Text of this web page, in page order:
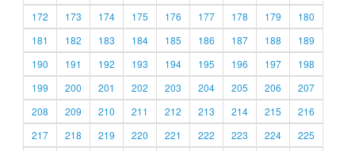
172
173 174 175 176 177 178 179
180
181
182 183 184 185 186 187 188
189
190
191 192 193 194 195 196 197
198
199
200 201 202 203 204 205 206
207
208
209 210 211 212 213 214 215
216
217
218 219 220 221 222 223 224
225